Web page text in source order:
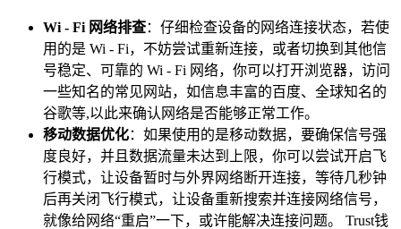
Wi - Fi 网络排查：仔细检查设备的网络连接状态，若使
用的是 Wi - Fi，不妨尝试重新连接，或者切换到其他信
号稳定、可靠的 Wi - Fi 网络，你可以打开浏览器，访问
一些知名的常见网站，如信息丰富的百度、全球知名的
谷歌等,以此来确认网络是否能够正常工作。
移动数据优化：如果使用的是移动数据，要确保信号强
度良好，并且数据流量未达到上限，你可以尝试开启飞
行模式，让设备暂时与外界网络断开连接，等待几秒钟
后再关闭飞行模式，让设备重新搜索并连接网络信号，
就像给网络“重启”一下，或许能解决连接问题。 Trust钱